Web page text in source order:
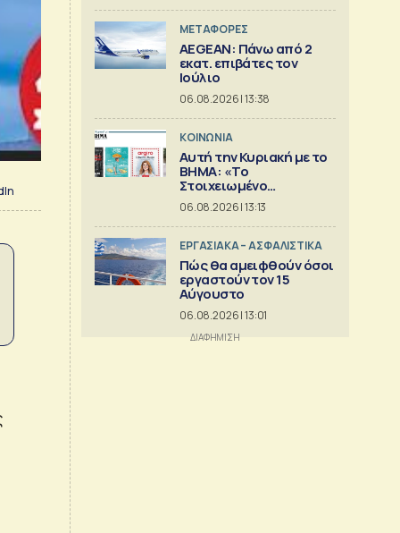
ΜΕΤΑΦΟΡΕΣ
AEGEAN: Πάνω από 2
εκατ. επιβάτες τον
Ιούλιο
06.08.2026 | 13:38
ΚΟΙΝΩΝΙΑ
Αυτή την Κυριακή με το
ΒΗΜΑ: «Το
Στοιχειωμένο
Ξενοδοχείο», Ελληνική
Κουζίνα & ΒΗΜΑGAZINO
06.08.2026 | 13:13
ΕΡΓΑΣΙΑΚΑ – ΑΣΦΑΛΙΣΤΙΚΑ
Πώς θα αμειφθούν όσοι
εργαστούν τον 15
Αύγουστο
06.08.2026 | 13:01